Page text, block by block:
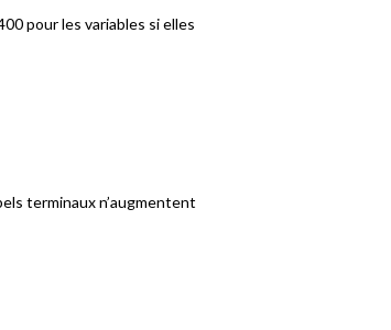
pour les variables si elles
terminaux n’augmentent